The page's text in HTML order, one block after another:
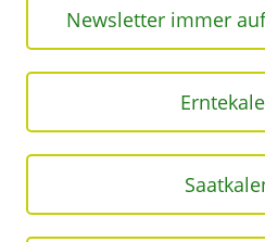
Newsletter immer